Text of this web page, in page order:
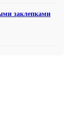
заклепками